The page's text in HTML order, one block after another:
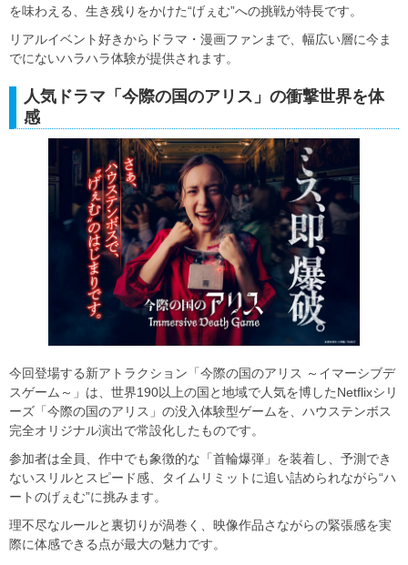
を味わえる、生き残りをかけた“げぇむ”への挑戦が特長です。
リアルイベント好きからドラマ・漫画ファンまで、幅広い層に今ま
でにないハラハラ体験が提供されます。
人気ドラマ「今際の国のアリス」の衝撃世界を体
感
今回登場する新アトラクション「今際の国のアリス ～イマーシブデ
スゲーム～」は、世界190以上の国と地域で人気を博したNetflixシリ
ーズ「今際の国のアリス」の没入体験型ゲームを、ハウステンボス
完全オリジナル演出で常設化したものです。
参加者は全員、作中でも象徴的な「首輪爆弾」を装着し、予測でき
ないスリルとスピード感、タイムリミットに追い詰められながら“ハ
ートのげぇむ”に挑みます。
理不尽なルールと裏切りが渦巻く、映像作品さながらの緊張感を実
際に体感できる点が最大の魅力です。